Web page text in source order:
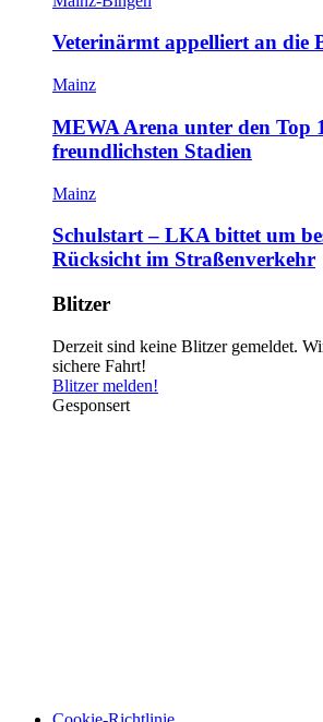
Veterinärmt appelliert an die
Mainz
MEWA Arena unter den Top
freundlichsten Stadien
Mainz
Schulstart – LKA bittet um
Rücksicht im Straßenverkehr
Blitzer
Derzeit sind keine Blitzer gemeldet.
sichere Fahrt!
Blitzer melden!
Gesponsert